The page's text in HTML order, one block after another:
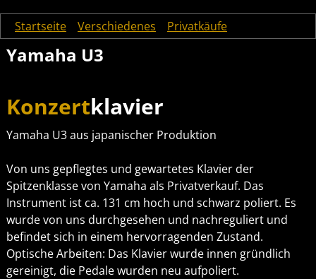
Startseite Verschiedenes Privatkäufe
Yamaha U3
Konzertklavier
Yamaha U3 aus japanischer Produktion
Von uns gepflegtes und gewartetes Klavier der
Spitzenklasse von Yamaha als Privatverkauf. Das
Instrument ist ca. 131 cm hoch und schwarz poliert. Es
wurde von uns durchgesehen und nachreguliert und
befindet sich in einem hervorragenden Zustand.
Optische Arbeiten: Das Klavier wurde innen gründlich
gereinigt, die Pedale wurden neu aufpoliert.